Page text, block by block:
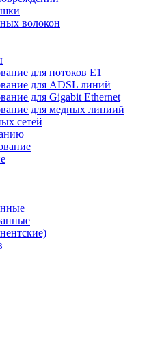
волокон
для потоков Е1
для ADSL линий
для Gigabit Ethernet
для медных линиий
сетей